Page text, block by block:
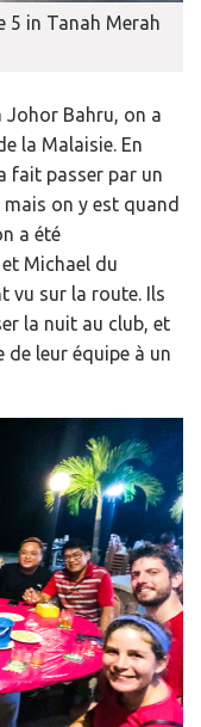
5 in Tanah Merah
Johor Bahru, on a
la Malaisie. En
fait passer par un
on y est quand
a été
Michael du
vu sur la route. Ils
la nuit au club, et
de leur équipe à un